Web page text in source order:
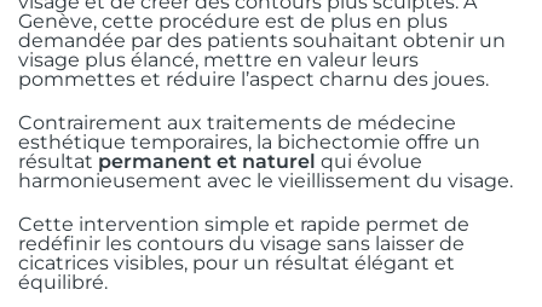
Avulsion dentaire chirurgicale
Dents de sagesse
Extraction implantation immédiate
Mise en charge immédiate
Greffe osseuse
All-on-X
Traumatologie faciale
Injections d’acide hyaluronique
Injections de botox
Bichectomie
Biopsie et exérèse de lésions
muqueuses
Gingivectomie esthétique
Frénectomie
Greffe gingivale
Nos conseils
Contactez-nous
+41 22 322 56 10
+41775097539
Rue Guillaume de Marcossay 15, 1205
Genève
Genève, cette procédure est de plus en plus
demandée par des patients souhaitant obtenir un
visage plus élancé, mettre en valeur leurs
pommettes et réduire l’aspect charnu des joues.
Contrairement aux traitements de médecine
esthétique temporaires, la bichectomie offre un
résultat permanent et naturel qui évolue
harmonieusement avec le vieillissement du visage.
Cette intervention simple et rapide permet de
redéfinir les contours du visage sans laisser de
cicatrices visibles, pour un résultat élégant et
équilibré.